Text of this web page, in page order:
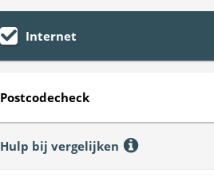
Internet
Postcodecheck
Hulp bij vergelijken